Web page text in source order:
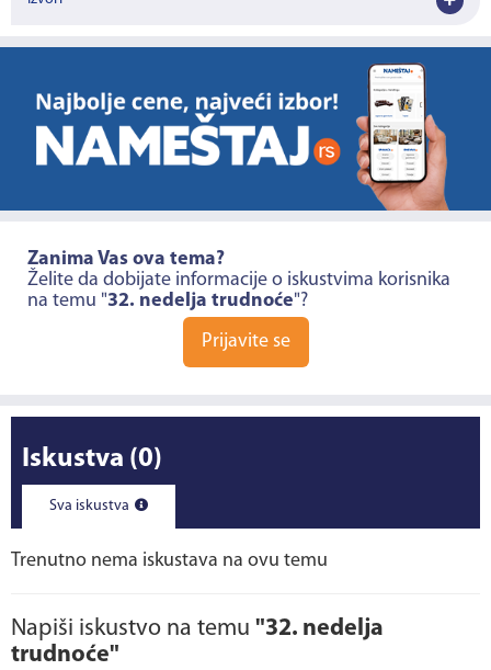
Zanima Vas ova tema?
Želite da dobijate informacije o iskustvima korisnika
na temu "32. nedelja trudnoće"?
Prijavite se
Iskustva (0)
Sva iskustva
Trenutno nema iskustava na ovu temu
Napiši iskustvo na temu "32. nedelja
trudnoće"